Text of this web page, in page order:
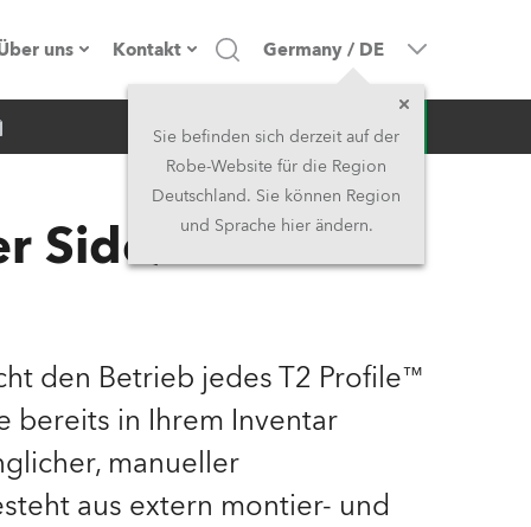
uns
Made in the EU
Eigentümer
Jobs
Kariéra (CZ)
Rechtliches
Kontakt
Hauptsitz
Hauptsitz & Werk
Mittlerer Osten
Asien & Pazifikregion
Irland
Germany / DE
Sie befinden sich derzeit auf der
Robe-Website für die Region
Deutschland. Sie können Region
und Sprache hier ändern.
Anfrage
Side/Rear
den Betrieb jedes T2 Profile™
bereits in Ihrem Inventar
manueller
aus extern montier- und